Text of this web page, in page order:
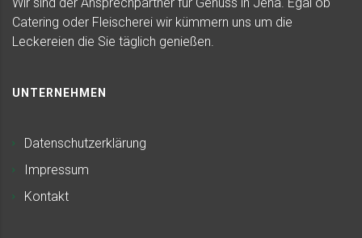
Catering oder Fleischerei wir kümmern uns um die
Leckereien die Sie täglich genießen.
UNTERNEHMEN
Datenschutzerklärung
Impressum
Kontakt